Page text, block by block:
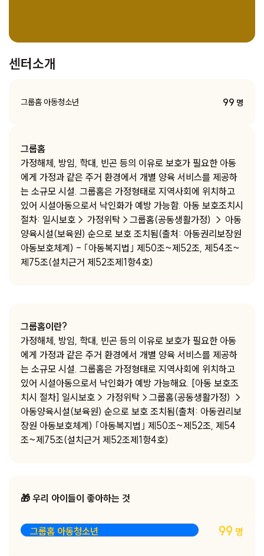
센터소개
그룹홈 아동청소년 99 명
그룹홈
가정해체, 방임, 학대, 빈곤 등의 이유로 보호가 필요한 아동
에게 가정과 같은 주거 환경에서 개별 양육 서비스를 제공하
는 소규모 시설. 그룹홈은 가정형태로 지역사회에 위치하고
있어 시설아동으로서 낙인화가 예방 가능함. 아동 보호조치시
절차: 일시보호→ 가정위탁→그룹홈(공동생활가정) → 아동
양육시설(보육원) 순으로 보호 조치됨(출처: 아동권리보장원
아동보호체계) - ｢아동복지법｣ 제50조~제52조, 제54조~
제75조(설치근거 제52조제1항4호)
그룹홈이란?
가정해체, 방임, 학대, 빈곤 등의 이유로 보호가 필요한 아동
에게 가정과 같은 주거 환경에서 개별 양육 서비스를 제공하
는 소규모 시설. 그룹홈은 가정형태로 지역사회에 위치하고
있어 시설아동으로서 낙인화가 예방 가능해요. [아동 보호조
치시 절차] 일시보호→ 가정위탁→그룹홈(공동생활가정) →
아동양육시설(보육원) 순으로 보호 조치됨(출처: 아동권리보
장원 아동보호체계) ｢아동복지법｣ 제50조~제52조, 제54
조~제75조(설치근거 제52조제1항4호)
🎁 우리 아이들이 좋아하는 것
그룹홈 아동청소년 99 명